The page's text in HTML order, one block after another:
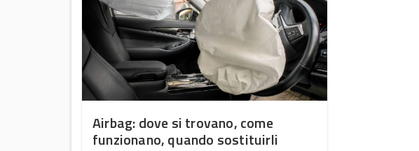
Airbag: dove si trovano, come
funzionano, quando sostituirli